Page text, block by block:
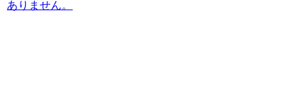
ありません。